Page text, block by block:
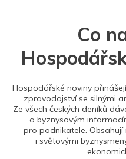
Co
Hospodářské noviny
zpravodajství se silnými
Ze všech českých deníků
a byznysovým
pro podnikatele.
i světovými